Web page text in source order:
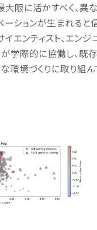
大限に活かすべく、異
ーションが生まれると
エンティスト、エンジ
学際的に協働し、既
環境づくりに取り組ん